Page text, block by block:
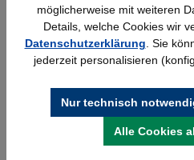
Wandschiene lichtgrau
25,23 €*
möglicherweise mit weiteren
Details, welche Cookies wir
Datenschutzerklärung . Sie
jederzeit personalisieren
Nur technisch
Alle Cookies